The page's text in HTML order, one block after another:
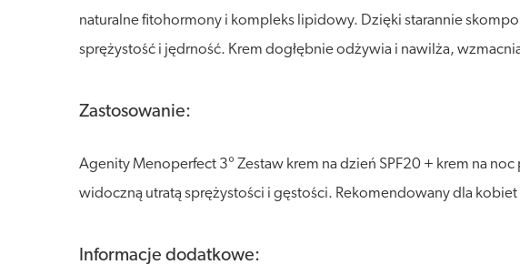
naturalne fitohormony i kompleks lipidowy. Dzięki starannie
sprężystość i jędrność. Krem dogłębnie odżywia i nawilża,
Zastosowanie:
Agenity Menoperfect 3° Zestaw krem na dzień SPF20 + krem na
widoczną utratą sprężystości i gęstości. Rekomendowany dla
Informacje dodatkowe: